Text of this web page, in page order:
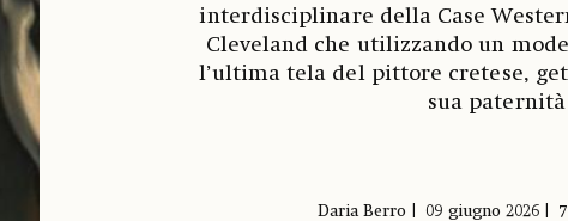
interdisciplinare della Case
Cleveland che utilizzando un
l’ultima tela del pittore cretese,
sua paternità
Daria Berro 09 giugno 2026